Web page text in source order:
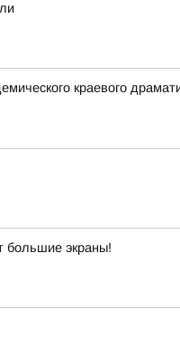
краевого
большие экраны!